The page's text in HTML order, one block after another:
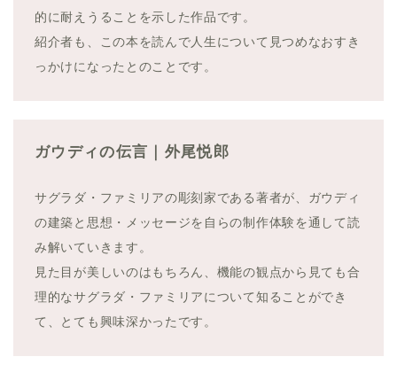
的に耐えうることを示した作品です。
紹介者も、この本を読んで人生について見つめなおすき
っかけになったとのことです。
ガウディの伝言｜外尾悦郎
サグラダ・ファミリアの彫刻家である著者が、ガウディ
の建築と思想・メッセージを自らの制作体験を通して読
み解いていきます。
見た目が美しいのはもちろん、機能の観点から見ても合
理的なサグラダ・ファミリアについて知ることができ
て、とても興味深かったです。